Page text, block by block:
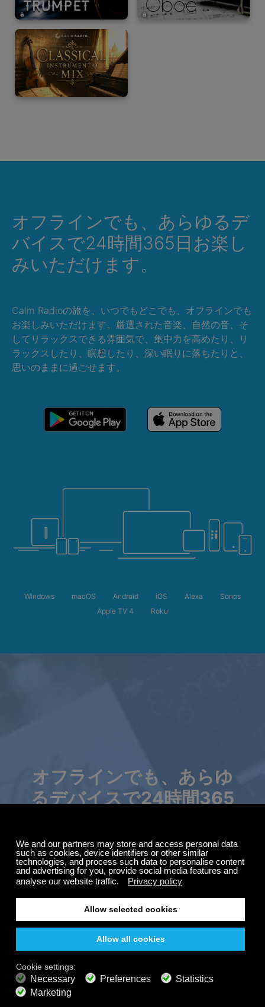
フ。
無料
200以上のチャンネル 終わりのないリスニング
無料で聴く
800以上の音楽チャンネル
広告なしの音楽
サウンドスケープミキサー
拡張プレイリスト
オフラインでも、あらゆるデ
バイスで24時間365日お楽し
みいただけます。
Calm Radioの旅を、いつでもどこでも、オフラインでも
お楽しみいただけます。厳選された音楽、自然の音、そ
してリラックスできる雰囲気で、集中力を高めたり、リ
ラックスしたり、瞑想したり、深い眠りに落ちたりと、
思いのままに過ごせます。
Windows macOS Android iOS Alexa
Sonos
Apple TV 4
Roku
オフラインでも、あらゆ
るデバイスで24時間365
す。
Calm Radioの旅を、いつでもどこでも、オフラインで
もお楽しみいただけます。厳選された音楽、自然の
音、そしてリラックスできる雰囲気で、集中力を高め
たり、リラックスしたり、瞑想したり、深い眠りに落
ちたりと、思いのままに過ごせます。